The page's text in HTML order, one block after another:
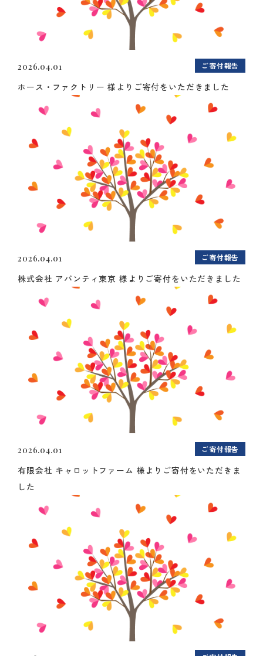
2026.04.01 ご寄付報告
ホース・ファクトリー 様よりご寄付をいただきました
2026.04.01 ご寄付報告
株式会社 アバンティ東京 様よりご寄付をいただきました
2026.04.01 ご寄付報告
有限会社 キャロットファーム 様よりご寄付をいただきま
した